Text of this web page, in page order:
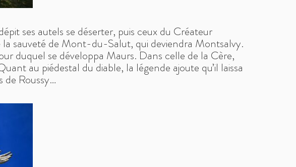
ses autels se déserter, puis ceux du Créateur
sauveté de Mont-du-Salut, qui deviendra Montsalvy.
duquel se développa Maurs. Dans celle de la Cère,
au piédestal du diable, la légende ajoute qu’il laissa
de Roussy…